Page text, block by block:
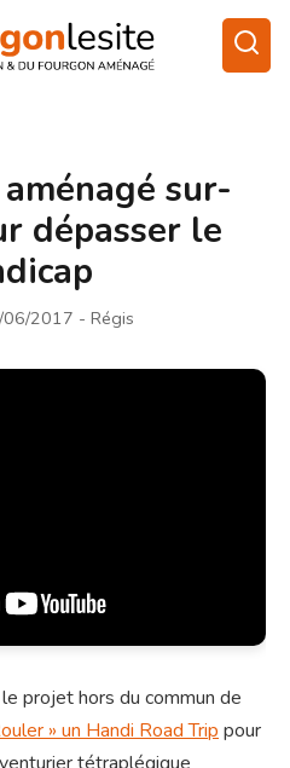
sur-
dépasser le
06/2017 - Régis
projet hors du commun de
» un Handi Road Trip pour